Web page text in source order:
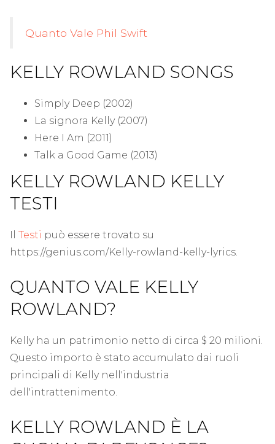
Quanto Vale Phil Swift
KELLY ROWLAND SONGS
Simply Deep (2002)
La signora Kelly (2007)
Here I Am (2011)
Talk a Good Game (2013)
KELLY ROWLAND KELLY
TESTI
Il Testi può essere trovato su
https://genius.com/Kelly-rowland-kelly-lyrics.
QUANTO VALE KELLY
ROWLAND?
Kelly ha un patrimonio netto di circa $ 20 milioni.
Questo importo è stato accumulato dai ruoli
principali di Kelly nell'industria
dell'intrattenimento.
KELLY ROWLAND È LA